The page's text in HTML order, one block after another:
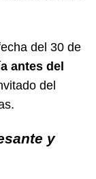
del 30 de
antes del
del
y